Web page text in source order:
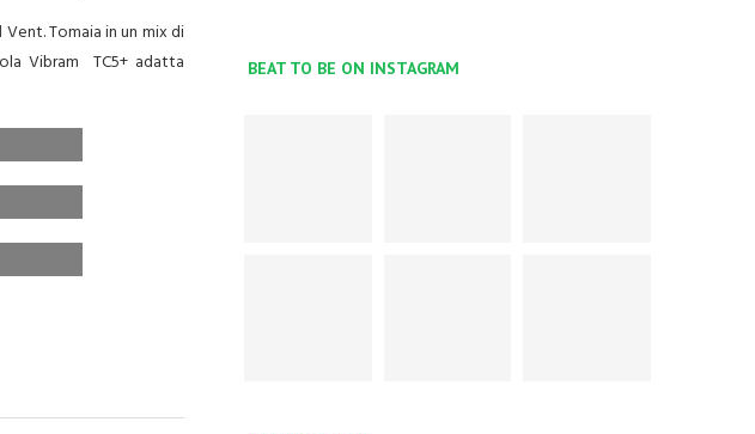
Tomaia in un mix di
Vibram TC5+ adatta
BEAT TO BE ON INSTAGRAM